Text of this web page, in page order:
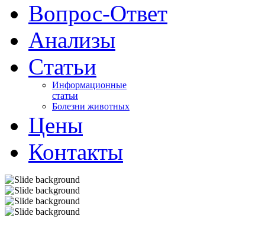
Вопрос-Ответ
Анализы
Cтатьи
Информационные
статьи
Болезни животных
Цены
Контакты